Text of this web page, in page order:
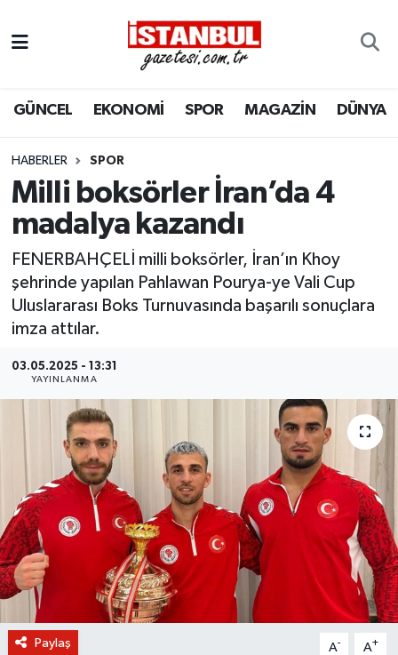
GÜNCEL EKONOMİ SPOR MAGAZİN DÜNYA
HABERLER SPOR
Milli boksörler İran’da 4
madalya kazandı
FENERBAHÇELİ milli boksörler, İran’ın Khoy
şehrinde yapılan Pahlawan Pourya-ye Vali Cup
Uluslararası Boks Turnuvasında başarılı sonuçlara
imza attılar.
03.05.2025 - 13:31
YAYINLANMA
Paylaş A- A+
EKONOMİ
İSTANBUL
DÜNYA
MAGAZİN
KÜLTÜR SANAT
SAĞLIK
BİLİM VE TEKNOLOJİ
OTOMOBİL
KURUMSAL
Nöbetçi Eczaneler
Hava Durumu
Trafik Durumu
Süper Lig Puan Durumu ve Fikstür
Tüm Manşetler
Son Dakika Haberleri
Haber Arşivi